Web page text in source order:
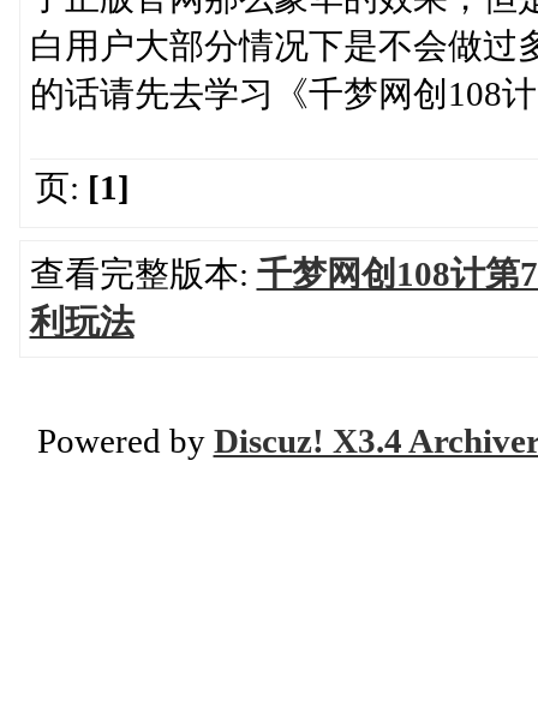
白用户大部分情况下是不会做过
的话请先去学习《千梦网创108
页: [1]
查看完整版本: 千梦网创108计第
利玩法
Powered by Discuz! X3.4